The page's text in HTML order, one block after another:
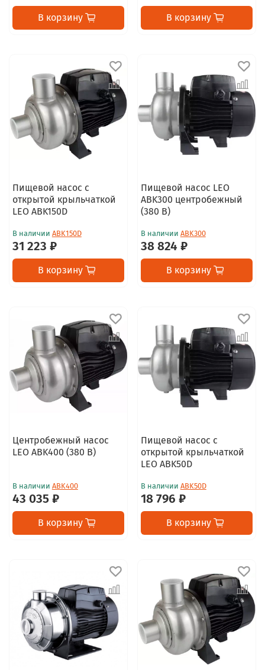
В корзину В корзину
Пищевой насос с
открытой крыльчаткой
LEO ABK150D
В наличии ABK150D
31 223 ₽
В корзину
Пищевой насос LEO
ABK300 центробежный
(380 В)
В наличии ABK300
38 824 ₽
В корзину
Центробежный насос
LEO ABK400 (380 В)
В наличии ABK400
43 035 ₽
В корзину
Пищевой насос с
открытой крыльчаткой
LEO ABK50D
В наличии ABK50D
18 796 ₽
В корзину